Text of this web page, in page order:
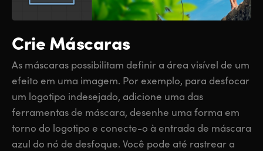
Crie Máscaras
As máscaras possibilitam definir a área visível de um
efeito em uma imagem. Por exemplo, para desfocar
um logotipo indesejado, adicione uma das
ferramentas de máscara, desenhe uma forma em
torno do logotipo e conecte-o à entrada de máscara
azul do nó de desfoque. Você pode até rastrear a